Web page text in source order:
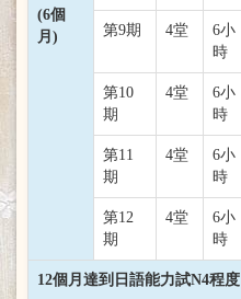
(6個
月)
第9期 4堂
6小
時
第10
期
4堂
6小
時
第11
期
4堂
6小
時
第12
期
4堂
6小
時
12個月達到日語能力試N4程度